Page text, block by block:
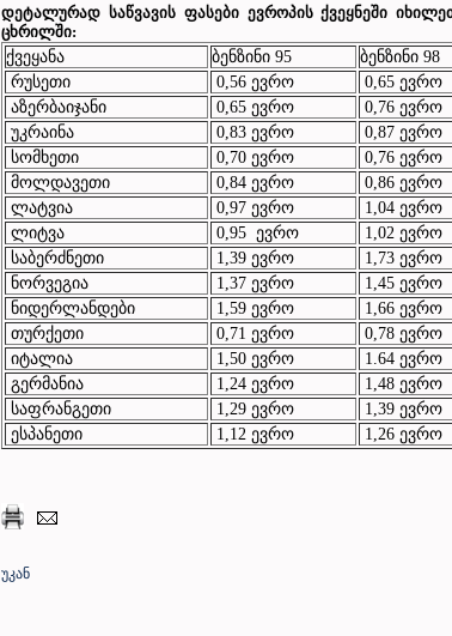
დეტალურად საწვავის ფასები ევროპის ქვეყნეში
ცხრილში:
ქვეყანა ბენზინი 95 ბენზინი 98
რუსეთი
0,56 ევრო 0,65 ევრო
აზერბაიჯანი
0,65 ევრო 0,76 ევრო
უკრაინა
0,83 ევრო 0,87 ევრო
სომხეთი
0,70 ევრო 0,76 ევრო
მოლდავეთი
0,84 ევრო 0,86 ევრო
ლატვია
0,97 ევრო 1,04 ევრო
ლიტვა
0,95 ევრო 1,02 ევრო
საბერძნეთი
1,39 ევრო 1,73 ევრო
ნორვეგია
1,37 ევრო 1,45 ევრო
ნიდერლანდები
1,59 ევრო 1,66 ევრო
თურქეთი
0,71 ევრო 0,78 ევრო
იტალია
1,50 ევრო 1.64 ევრო
გერმანია
1,24 ევრო 1,48 ევრო
საფრანგეთი
1,29 ევრო 1,39 ევრო
ესპანეთი
1,12 ევრო 1,26 ევრო
უკან